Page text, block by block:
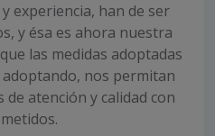
experiencia, han de ser
y ésa es ahora nuestra
las medidas adoptadas
nos permitan
atención y calidad con